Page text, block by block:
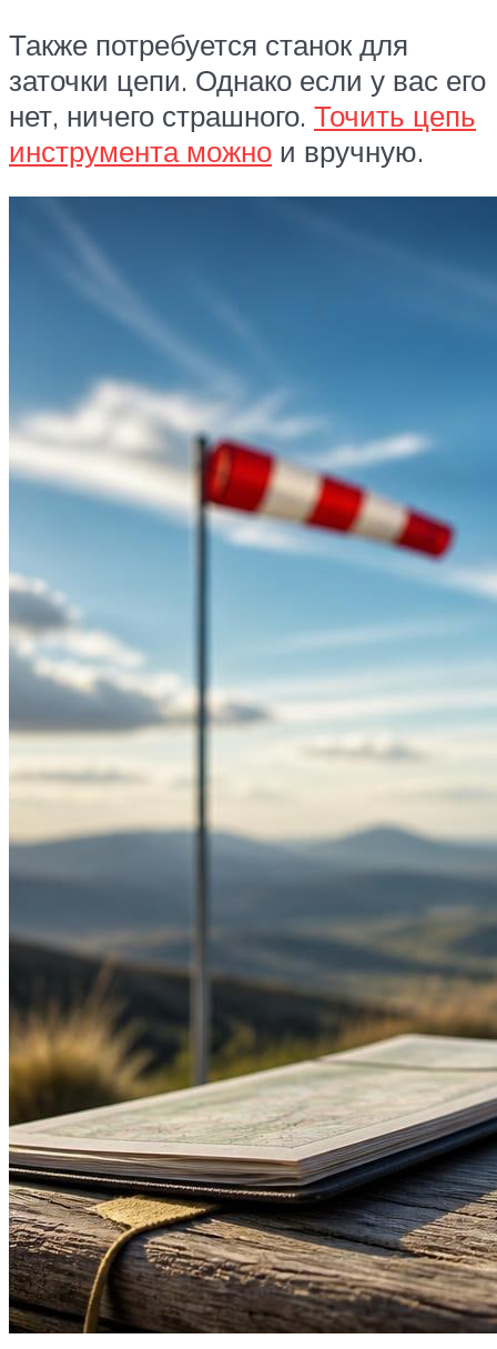
Также потребуется станок для
заточки цепи. Однако если у вас его
нет, ничего страшного. Точить цепь
инструмента можно и вручную.